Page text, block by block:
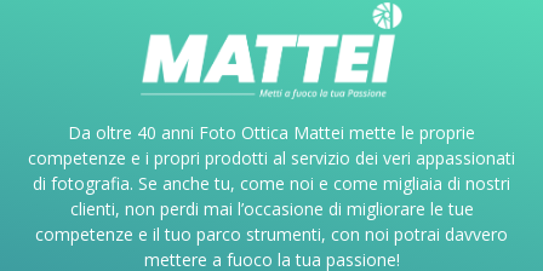
Da oltre 40 anni Foto Ottica Mattei mette le proprie
competenze e i propri prodotti al servizio dei veri appassionati
di fotografia. Se anche tu, come noi e come migliaia di nostri
clienti, non perdi mai l’occasione di migliorare le tue
competenze e il tuo parco strumenti, con noi potrai davvero
mettere a fuoco la tua passione!